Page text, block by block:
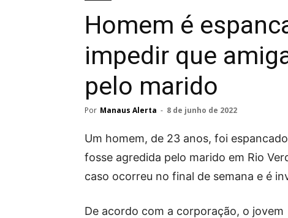
Homem é
impedir que
pelo marido
Por Manaus Alerta - 8 de junho de 2022
Um homem, de 23 anos, foi
fosse agredida pelo marido em Rio
caso ocorreu no final de semana e é
De acordo com a corporação, o jovem